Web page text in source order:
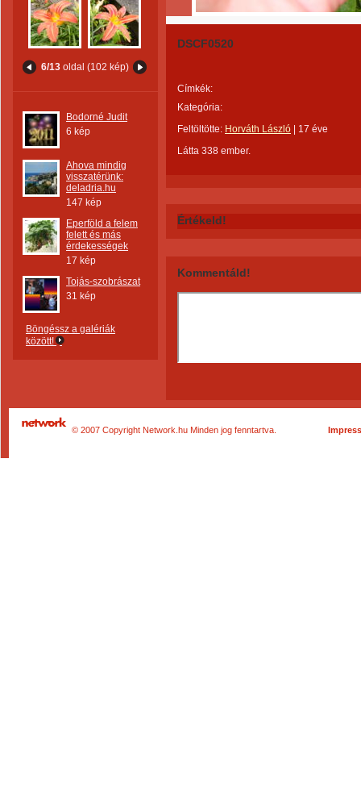
6/13 oldal (102 kép)
Bodorné Judit
6 kép
Ahova mindig
visszatérünk:
deladria.hu
147 kép
Eperföld a felem
felett és más
érdekességek
17 kép
Tojás-szobrászat
31 kép
Böngéssz a galériák
között!
DSCF0520
Címkék:
Kategória:
Feltöltötte: Horváth László
17 éve
Látta 338 ember.
Értékeld!
Kommentáld!
© 2007 Copyright Network.hu Minden jog fenntartva.